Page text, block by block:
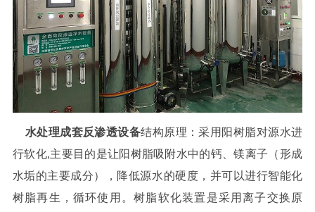
水处理成套反渗透设备结构原理：采用阳树脂对源水进
行软化,主要目的是让阳树脂吸附水中的钙、镁离子（形成
水垢的主要成分），降低源水的硬度，并可以进行智能化
树脂再生，循环使用。树脂软化装置是采用离子交换原